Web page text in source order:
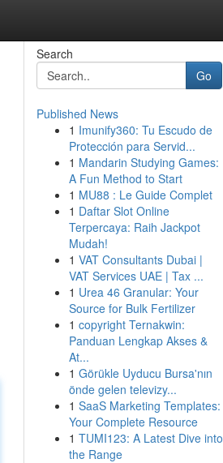
Search
Go
Published News
1 Imunify360: Tu Escudo de
Protección para Servid...
1 Mandarin Studying Games:
A Fun Method to Start
1 MU88 : Le Guide Complet
1 Daftar Slot Online
Terpercaya: Raih Jackpot
Mudah!
1 VAT Consultants Dubai |
VAT Services UAE | Tax ...
1 Urea 46 Granular: Your
Source for Bulk Fertilizer
1 copyright Ternakwin:
Panduan Lengkap Akses &
At...
1 Görükle Uyducu Bursa'nın
önde gelen televizy...
1 SaaS Marketing Templates:
Your Complete Resource
1 TUMI123: A Latest Dive into
the Range